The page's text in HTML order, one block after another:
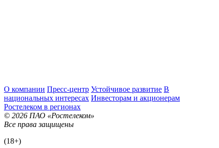
О компании Пресс-центр Устойчивое развитие В
национальных интересах Инвесторам и акционерам
Ростелеком в регионах
© 2026 ПАО «Ростелеком»
Все права защищены
(18+)